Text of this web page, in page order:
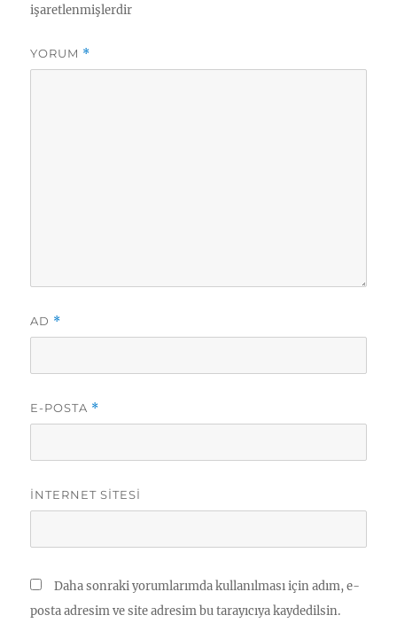
işaretlenmişlerdir
YORUM *
AD *
E-POSTA *
İNTERNET SITESI
Daha sonraki yorumlarımda kullanılması için adım, e-
posta adresim ve site adresim bu tarayıcıya kaydedilsin.